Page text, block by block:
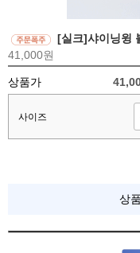
[실크]샤이닝윙
41,000원
상품가
사이즈
상